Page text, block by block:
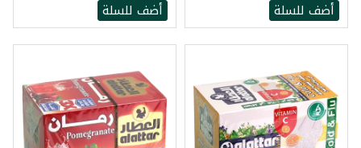
أضف للسلة أضف للسلة